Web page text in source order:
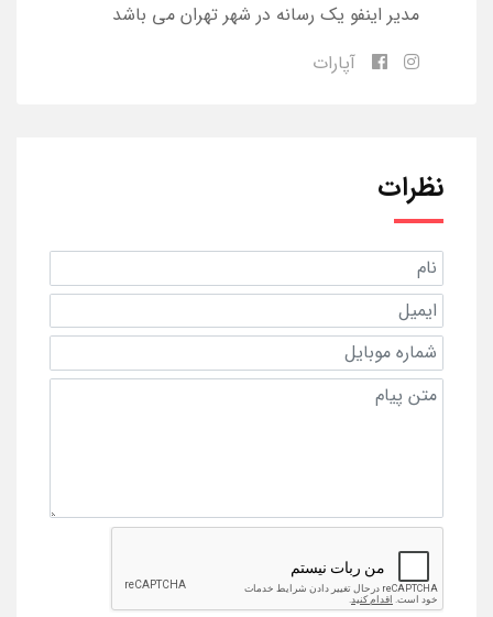
مدیر اینفو یک رسانه در شهر تهران می باشد
آپارات
نظرات